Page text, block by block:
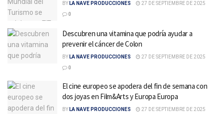
BY LA NAVE PRODUCCIONES
27 DE SEPTIEMBRE DE 2025
0
Descubren una vitamina que podría ayudar a
prevenir el cáncer de Colon
BY LA NAVE PRODUCCIONES
27 DE SEPTIEMBRE DE 2025
0
El cine europeo se apodera del fin de semana con
dos joyas en Film&Arts y Europa Europa
BY LA NAVE PRODUCCIONES
27 DE SEPTIEMBRE DE 2025